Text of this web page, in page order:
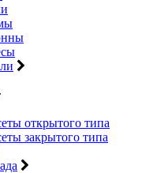
открытого типа
закрытого типа